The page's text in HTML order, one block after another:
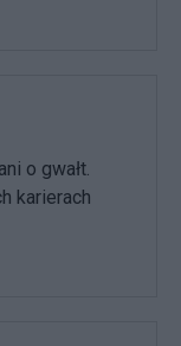
o gwałt.
karierach